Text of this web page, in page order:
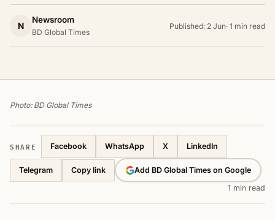
N
Newsroom
BD Global Times
Published: 2 Jun· 1 min read
Photo: BD Global Times
SHARE Facebook WhatsApp X LinkedIn
Telegram Copy link
Add BD Global Times on Google
1 min read